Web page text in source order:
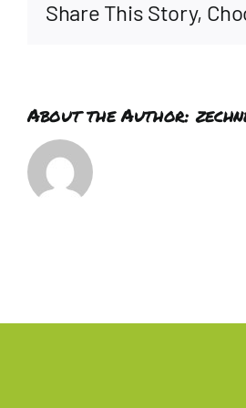
Share This Story,
About the Author: